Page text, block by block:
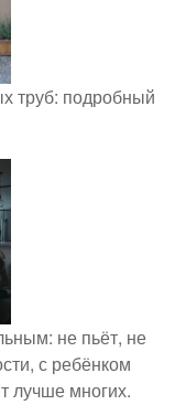
труб: подробный
не пьёт, не
с ребёнком
лучше многих.